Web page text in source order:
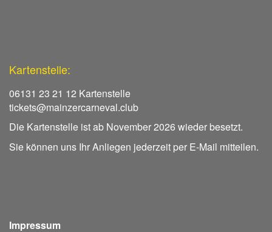
Kartenstelle:
06131 23 21 12 Kartenstelle
tickets@mainzercarneval.club
Die Kartenstelle ist ab November 2026 wieder besetzt.
Sie können uns Ihr Anliegen jederzeit per E-Mail mitteilen.
Impressum